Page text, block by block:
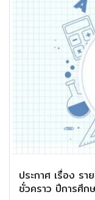
ประกาศ เรื่อง ร